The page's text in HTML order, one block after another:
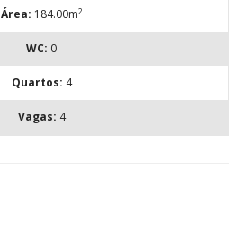
Área: 184.00m2
WC: 0
Quartos: 4
Vagas: 4